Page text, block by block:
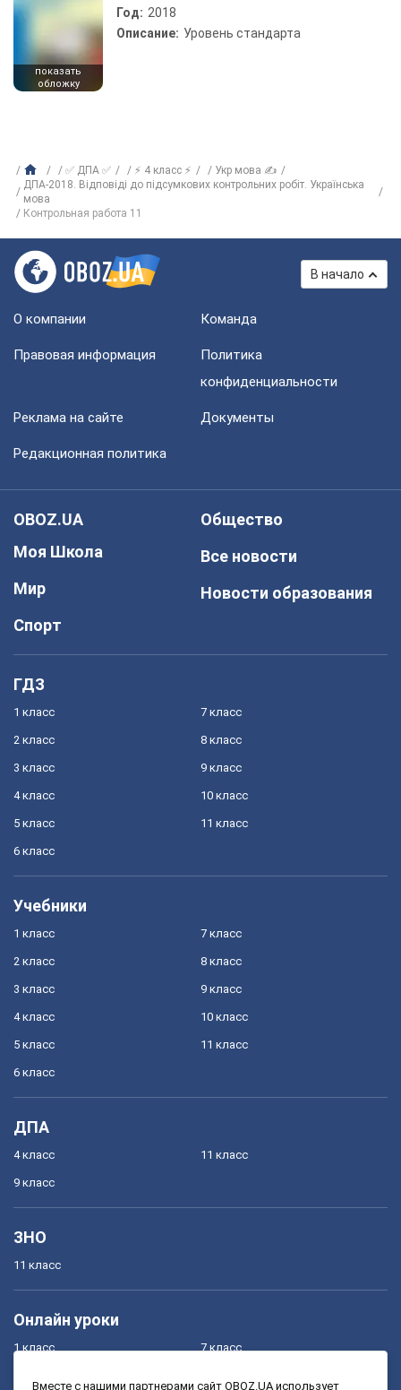
показать
обложку
Год: 2018
Описание: Уровень стандарта
✅ ДПА ✅ ⚡ 4 класс ⚡
Укр мова ✍
ДПА-2018. Відповіді до підсумкових контрольних робіт. Українська
мова
Контрольная работа 11
В начало
О компании Команда
Правовая информация
Политика
конфиденциальности
Реклама на сайте Документы
Редакционная политика
OBOZ.UA
Моя Школа
Мир
Спорт
Общество
Все новости
Новости образования
ГДЗ
1 класс
2 класс
3 класс
4 класс
5 класс
6 класс
7 класс
8 класс
9 класс
10 класс
11 класс
Учебники
1 класс
2 класс
3 класс
4 класс
5 класс
6 класс
7 класс
8 класс
9 класс
10 класс
11 класс
ДПА
4 класс
9 класс
11 класс
ЗНО
11 класс
Онлайн уроки
1 класс 7 класс
Вместе с нашими партнерами сайт OBOZ.UA использует